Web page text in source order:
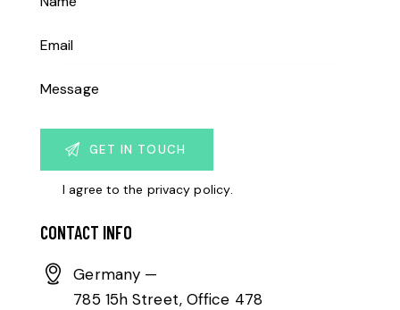
I agree to the privacy policy.
CONTACT INFO
Germany —
785 15h Street, Office 478